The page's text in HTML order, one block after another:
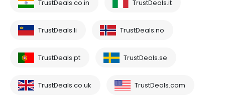
TrustDeals.co.in TrustDeals.it
TrustDeals.li TrustDeals.no
TrustDeals.pt TrustDeals.se
TrustDeals.co.uk TrustDeals.com